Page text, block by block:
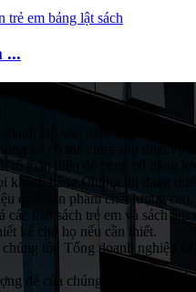
...
lập vào năm 2015 với vốn
tôi có thể cung cấp dịch vụ
tổ toàn diện để củng cố năng
khách hàng.Chúng tôi đang
quả, sản phẩm chất lượng
loại sách trẻ em và sách
kế cho họ nếu cần thiết.
tôi. Tổng doanh nghiệp
đế của chúng tôi và chất